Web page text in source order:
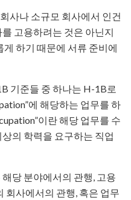
사나 소규모 회사에서 인건
고용하려는 것은 아닌지
하기 때문에 서류 준비에
기준들 중 하나는 H-1B로
에 해당하는 업무를 하
이란 해당 업무를 수
의 학력을 요구하는 직업
당 분야에서의 관행, 고용
회사에서의 관행, 혹은 업무